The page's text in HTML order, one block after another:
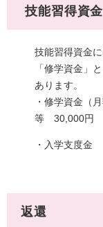
技能習得資金
技能習得資金
「修学資金」
あります。
・修学資金
等 30,000円
・入学支度
返還